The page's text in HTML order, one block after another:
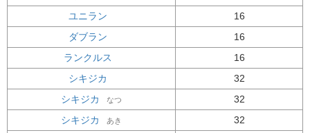
ユニラン
16
ダブラン
16
ランクルス
16
シキジカ
32
シキジカ
なつ
32
シキジカ
あき
32